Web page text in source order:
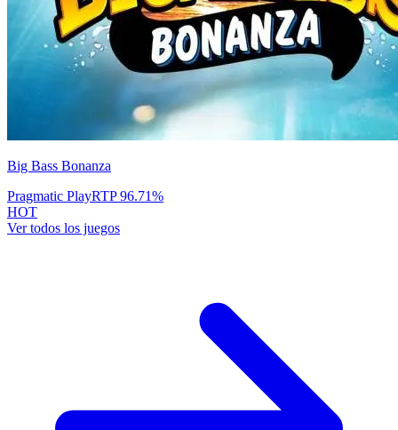
Big Bass Bonanza
Pragmatic PlayRTP96.71%
HOT
Ver todos los juegos